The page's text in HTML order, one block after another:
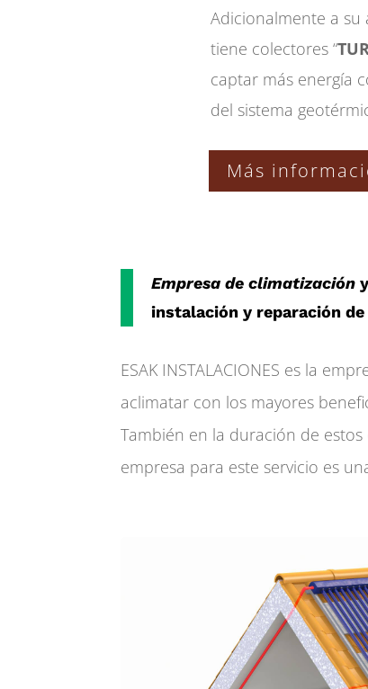
Adicionalmente a
tiene colectores “
captar más energía
del sistema
Más
Empresa de climatización
instalación y reparación
ESAK INSTALACIONES es la
aclimatar con los mayores
También en la duración de
empresa para este servicio es